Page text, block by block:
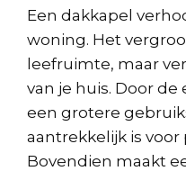
Een dakkapel
woning. Het
leefruimte, maar
van je huis. Door
een grotere
aantrekkelijk is
Bovendien maakt